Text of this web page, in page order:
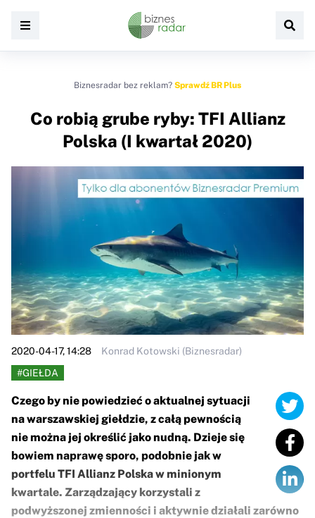
Biznesradar bez reklam? Sprawdź BR Plus
Co robią grube ryby: TFI Allianz
Polska (I kwartał 2020)
2020-04-17, 14:28
Konrad Kotowski (Biznesradar)
#GIEŁDA
Czego by nie powiedzieć o aktualnej sytuacji
na warszawskiej giełdzie, z całą pewnością
nie można jej określić jako nudną. Dzieje się
bowiem naprawę sporo, podobnie jak w
portfelu TFI Allianz Polska w minionym
kwartale. Zarządzający korzystali z
podwyższonej zmienności i aktywnie działali zarówno